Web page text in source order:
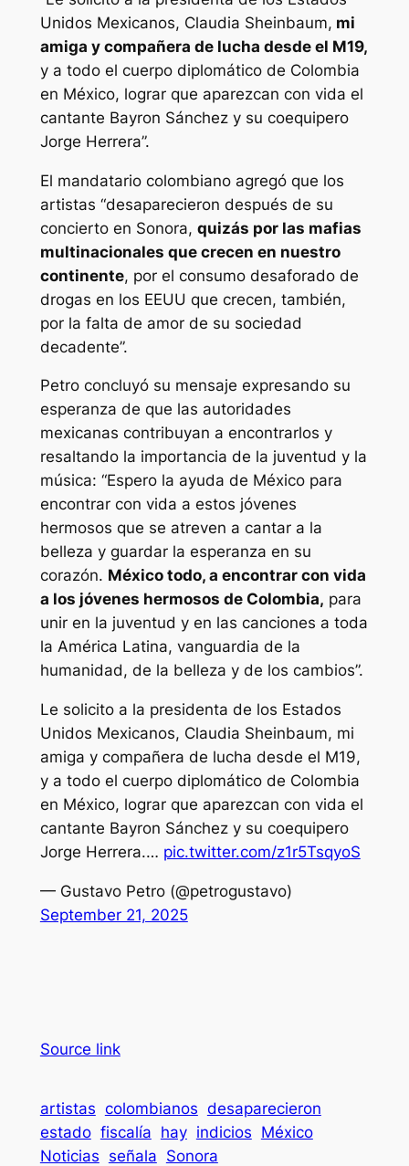
Unidos Mexicanos, Claudia Sheinbaum, mi
amiga y compañera de lucha desde el M19,
y a todo el cuerpo diplomático de Colombia
en México, lograr que aparezcan con vida el
cantante Bayron Sánchez y su coequipero
Jorge Herrera”.
El mandatario colombiano agregó que los
artistas “desaparecieron después de su
concierto en Sonora, quizás por las mafias
multinacionales que crecen en nuestro
continente, por el consumo desaforado de
drogas en los EEUU que crecen, también,
por la falta de amor de su sociedad
decadente”.
Petro concluyó su mensaje expresando su
esperanza de que las autoridades
mexicanas contribuyan a encontrarlos y
resaltando la importancia de la juventud y la
música: “Espero la ayuda de México para
encontrar con vida a estos jóvenes
hermosos que se atreven a cantar a la
belleza y guardar la esperanza en su
corazón. México todo, a encontrar con vida
a los jóvenes hermosos de Colombia, para
unir en la juventud y en las canciones a toda
la América Latina, vanguardia de la
humanidad, de la belleza y de los cambios”.
Le solicito a la presidenta de los Estados
Unidos Mexicanos, Claudia Sheinbaum, mi
amiga y compañera de lucha desde el M19,
y a todo el cuerpo diplomático de Colombia
en México, lograr que aparezcan con vida el
cantante Bayron Sánchez y su coequipero
Jorge Herrera.… pic.twitter.com/z1r5TsqyoS
— Gustavo Petro (@petrogustavo)
September 21, 2025
Source link
artistas colombianos desaparecieron
estado fiscalía hay indicios México
Noticias señala Sonora